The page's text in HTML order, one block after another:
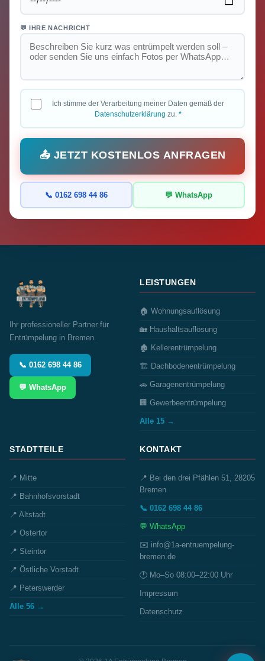
💬 IHRE NACHRICHT
Ich stimme der Verarbeitung meiner Daten gemäß der
Datenschutzerklärung zu. *
📤 JETZT KOSTENLOS ANFRAGEN
📞 0162 698 44 86 💬 WhatsApp
Ihr professioneller Partner für
Entrümpelung in Bremen.
📞 0162 698 44 86
💬 WhatsApp
LEISTUNGEN
🏠 Wohnungsauflösung
🏡 Haushaltsauflösung
🏚️ Kellerentrümpelung
🏗️ Dachbodenentrümpelung
🚗 Garagenentrümpelung
🏢 Gewerbeentrümpelung
Alle 15 →
STADTTEILE
📍 Mitte
📍 Bahnhofsvorstadt
📍 Altstadt
📍 Ostertor
📍 Steintor
📍 Östliche Vorstadt
📍 Peterswerder
Alle 56 →
KONTAKT
📍 Bei den drei Pfählen 51, 28205
Bremen
📞 0162 698 44 86
💬 WhatsApp
✉️ info@1a-entruempelung-
bremen.de
🕐 Mo–So 08:00–22:00 Uhr
Impressum
Datenschutz